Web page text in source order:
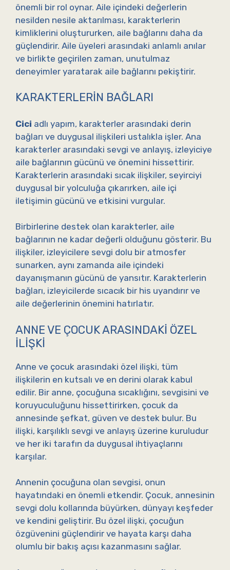
önemli bir rol oynar. Aile içindeki değerlerin
nesilden nesile aktarılması, karakterlerin
kimliklerini oluştururken, aile bağlarını daha da
güçlendirir. Aile üyeleri arasındaki anlamlı anılar
ve birlikte geçirilen zaman, unutulmaz
deneyimler yaratarak aile bağlarını pekiştirir.
KARAKTERLERIN BAĞLARI
Cici adlı yapım, karakterler arasındaki derin
bağları ve duygusal ilişkileri ustalıkla işler. Ana
karakterler arasındaki sevgi ve anlayış, izleyiciye
aile bağlarının gücünü ve önemini hissettirir.
Karakterlerin arasındaki sıcak ilişkiler, seyirciyi
duygusal bir yolculuğa çıkarırken, aile içi
iletişimin gücünü ve etkisini vurgular.
Birbirlerine destek olan karakterler, aile
bağlarının ne kadar değerli olduğunu gösterir. Bu
ilişkiler, izleyicilere sevgi dolu bir atmosfer
sunarken, aynı zamanda aile içindeki
dayanışmanın gücünü de yansıtır. Karakterlerin
bağları, izleyicilerde sıcacık bir his uyandırır ve
aile değerlerinin önemini hatırlatır.
ANNE VE ÇOCUK ARASINDAKI ÖZEL
İLIŞKI
Anne ve çocuk arasındaki özel ilişki, tüm
ilişkilerin en kutsalı ve en derini olarak kabul
edilir. Bir anne, çocuğuna sıcaklığını, sevgisini ve
koruyuculuğunu hissettirirken, çocuk da
annesinde şefkat, güven ve destek bulur. Bu
ilişki, karşılıklı sevgi ve anlayış üzerine kuruludur
ve her iki tarafın da duygusal ihtiyaçlarını
karşılar.
Annenin çocuğuna olan sevgisi, onun
hayatındaki en önemli etkendir. Çocuk, annesinin
sevgi dolu kollarında büyürken, dünyayı keşfeder
ve kendini geliştirir. Bu özel ilişki, çocuğun
özgüvenini güçlendirir ve hayata karşı daha
olumlu bir bakış açısı kazanmasını sağlar.